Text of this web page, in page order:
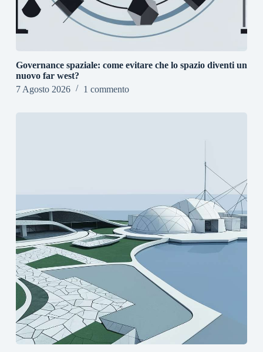
Governance spaziale: come evitare che lo spazio diventi un
nuovo far west?
7 Agosto 2026
1 commento